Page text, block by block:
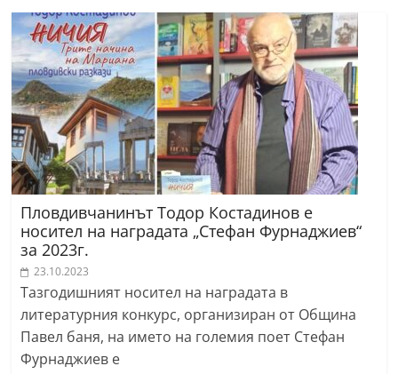
Пловдивчанинът Тодор Костадинов е
носител на наградата „Стефан Фурнаджиев“
за 2023г.
23.10.2023
Тазгодишният носител на наградата в
литературния конкурс, организиран от Община
Павел баня, на името на големия поет Стефан
Фурнаджиев е